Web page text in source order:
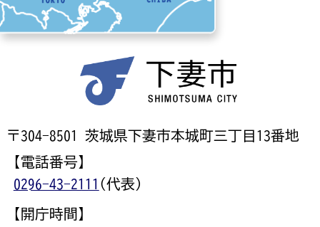
〒304-8501 茨城県下妻市本城町三丁目13番地
【電話番号】
0296-43-2111 (代表)
【開庁時間】